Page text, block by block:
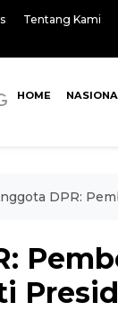
Tentang Kami
HOME
DPR: